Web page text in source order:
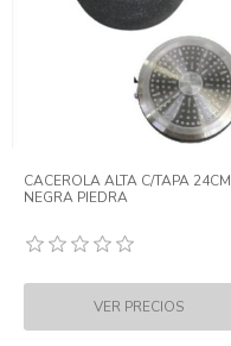
CACEROLA ALTA C/TAPA 24CM
NEGRA PIEDRA